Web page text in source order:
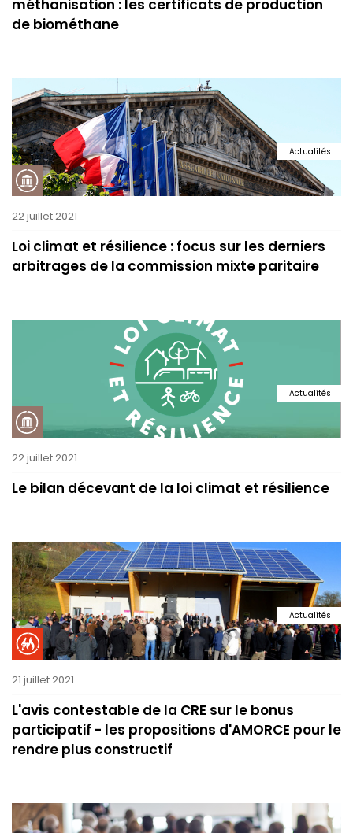
méthanisation : les certificats de production
de biométhane
Actualités
22 juillet 2021
Loi climat et résilience : focus sur les derniers
arbitrages de la commission mixte paritaire
Actualités
22 juillet 2021
Le bilan décevant de la loi climat et résilience
Actualités
21 juillet 2021
L'avis contestable de la CRE sur le bonus
participatif - les propositions d'AMORCE pour le
rendre plus constructif